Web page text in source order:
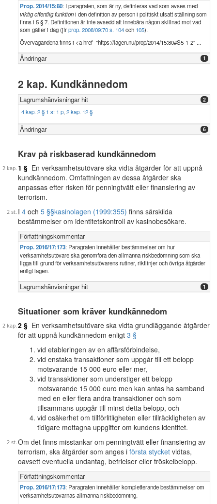
Prop. 2014/15:80: I paragrafen, som är ny, definieras vad som avses med
viktig offentlig funktioni den definition av person i politiskt utsatt ställning som
finns i 5 § 7. Definitionen är inte avsedd att innebära någon skillnad mot vad
som gäller i dag (jfrprop. 2008/09:70 s. 104och 105).
Övervägandena finns i <a href="https://lagen.nu/prop/2014/15:80#S5-1-2" ...
Ändringar 1
2 kap. Kundkännedom
Lagrumshänvisningar hit 2
4 kap. 2 § 1 st 1 p, 2 kap. 12 §
Ändringar 6
Krav på riskbaserad kundkännedom
1 § En verksamhetsutövare ska vidta åtgärder för att uppnå
kundkännedom. Omfattningen av dessa åtgärder ska
anpassas efter risken för penningtvätt eller finansiering av
terrorism.
I 4 och 5 §§kasinolagen (1999:355) finns särskilda
bestämmelser om identitetskontroll av kasinobesökare.
Författningskommentar
Prop. 2016/17:173: Paragrafen innehåller bestämmelser om hur
verksamhetsutövare ska genomföra den allmänna riskbedömning som ska
ligga till grund för verksamhetsutövarens rutiner, riktlinjer och övriga åtgärder
enligt lagen.
Lagrumshänvisningar hit 1
Situationer som kräver kundkännedom
2 § En verksamhetsutövare ska vidta grundläggande åtgärder
för att uppnå kundkännedom enligt 3 §
vid etableringen av en affärsförbindelse,
vid enstaka transaktioner som uppgår till ett belopp
motsvarande 15 000 euro eller mer,
vid transaktioner som understiger ett belopp
motsvarande 15 000 euro men kan antas ha samband
med en eller flera andra transaktioner och som
tillsammans uppgår till minst detta belopp, och
vid osäkerhet om tillförlitligheten eller tillräckligheten av
tidigare mottagna uppgifter om kundens identitet.
Om det finns misstankar om penningtvätt eller finansiering av
terrorism, ska åtgärder som anges i första stycket vidtas,
oavsett eventuella undantag, befrielser eller tröskelbelopp.
Författningskommentar
Prop. 2016/17:173: Paragrafen innehåller kompletterande bestämmelser om
verksamhetsutövarnas allmänna riskbedömning.